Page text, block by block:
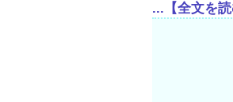
...【全文を読